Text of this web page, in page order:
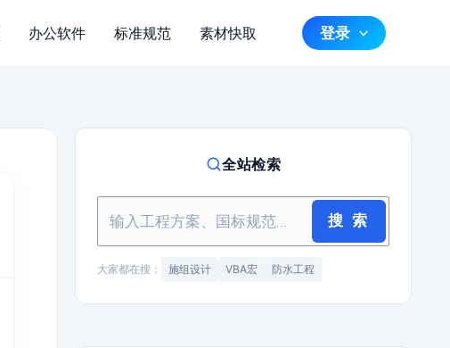
办公软件 标准规范 素材快取 登录
全站检索
搜 索
大家都在搜： 施组设计 VBA宏 防水工程